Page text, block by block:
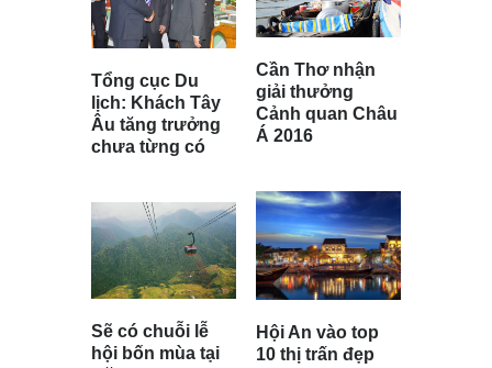
Tổng cục Du
lịch: Khách Tây
Âu tăng trưởng
chưa từng có
Sẽ có chuỗi lễ
hội bốn mùa tại
Cần Thơ nhận
giải thưởng
Cảnh quan Châu
Á 2016
Hội An vào top
10 thị trấn đẹp